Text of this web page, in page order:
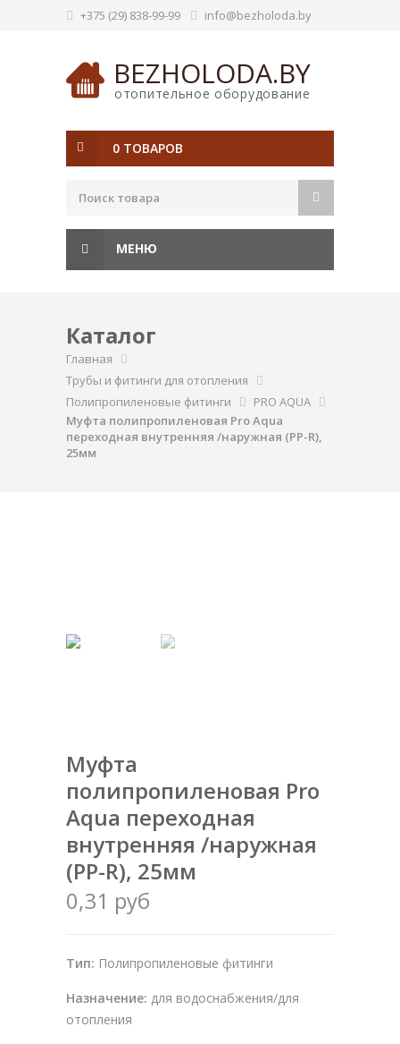
+375 (29) 838-99-99 info@bezholoda.by
BEZHOLODA.BY
отопительное оборудование
0 ТОВАРОВ
МЕНЮ
Каталог
Главная
Трубы и фитинги для отопления
Полипропиленовые фитинги
PRO AQUA
Муфта полипропиленовая Pro Aqua
переходная внутренняя /наружная (PP-R),
25мм
Муфта
полипропиленовая Pro
Aqua переходная
внутренняя /наружная
(PP-R), 25мм
0,31 руб
Тип: Полипропиленовые фитинги
Назначение: для водоснабжения/для
отопления